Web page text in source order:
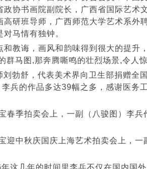
政协书画院副院长，广西省国际艺术
高研班导师，广西师范大学艺术系外
马情有独钟。
诲，画风和韵味得到很大的提升
群马图,那奔腾嘶鸣的壮烈场景,令人
舒，代表美术界向卫生部捐赠全
兵的作品多达39幅之多，感谢医务
季拍卖会上，一副（八骏图）李兵
中秋庆国庆上海艺术拍卖会上，一
几年的时间里李兵不仅在国内国外